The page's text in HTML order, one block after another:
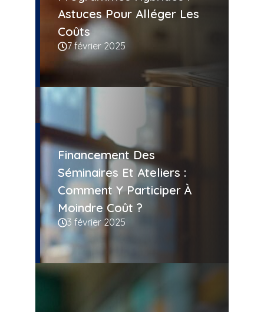
Astuces Pour Alléger Les
Coûts
7 février 2025
Financement Des
Séminaires Et Ateliers :
Comment Y Participer À
Moindre Coût ?
3 février 2025